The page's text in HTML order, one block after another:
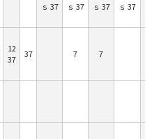
ｓ 37 ｓ 37 ｓ 37 ｓ 37
12
37
37 7 7